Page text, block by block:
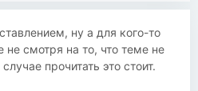
ну а для кого-то
смотря на то, что теме не
прочитать это стоит.